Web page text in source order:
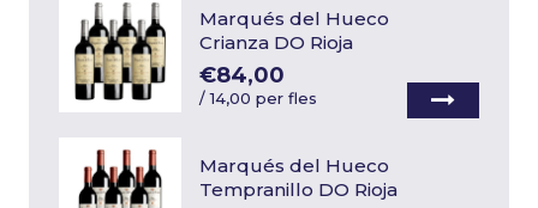
Marqués del Hueco
Crianza DO Rioja
€84,00
/14,00 per fles
Marqués del Hueco
Tempranillo DO Rioja